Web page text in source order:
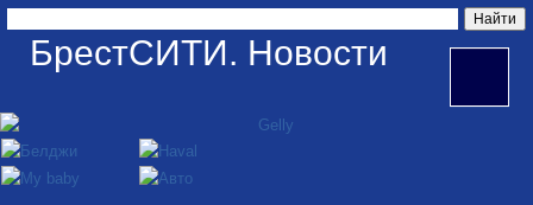
БрестСИТИ. Новости